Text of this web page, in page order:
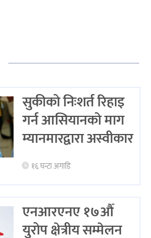
सुकीको निःशर्त रिहाइ
गर्न आसियानको माग
म्यानमारद्वारा अस्वीकार
१६ घन्टा अगाडि
एनआरएनए १७औँ
युरोप क्षेत्रीय सम्मेलन